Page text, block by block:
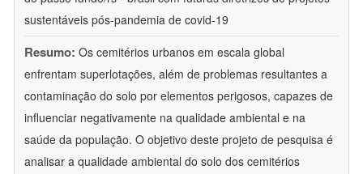
sustentáveis pós-pandemia de covid-19
Resumo: Os cemitérios urbanos em escala global
enfrentam superlotações, além de problemas resultantes a
contaminação do solo por elementos perigosos, capazes de
influenciar negativamente na qualidade ambiental e na
saúde da população. O objetivo deste projeto de pesquisa é
analisar a qualidade ambiental do solo dos cemitérios